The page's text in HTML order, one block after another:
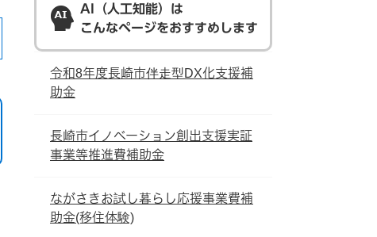
AI（人工知能）は
こんなページをおすすめします
令和8年度長崎市伴走型DX化支援補
助金
長崎市イノベーション創出支援実証
事業等推進費補助金
ながさきお試し暮らし応援事業費補
助金(移住体験)